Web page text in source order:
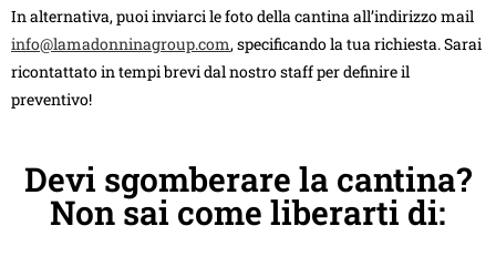
In alternativa, puoi inviarci le foto della cantina all’indirizzo mail
info@lamadonninagroup.com, specificando la tua richiesta. Sarai
ricontattato in tempi brevi dal nostro staff per definire il
preventivo!
Devi sgomberare la cantina?
Non sai come liberarti di: